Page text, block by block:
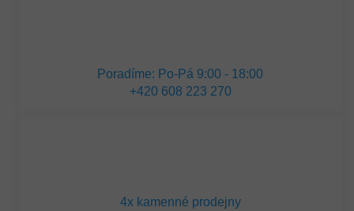
Poradíme: Po-Pá 9:00 - 18:00
+420 608 223 270
4x kamenné prodejny